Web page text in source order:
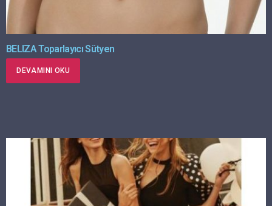
BELIZA Toparlayıcı Sütyen
DEVAMINI OKU